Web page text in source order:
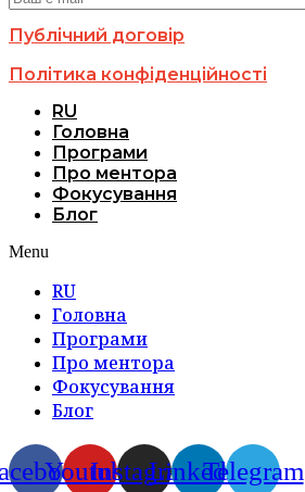
Публічний договір
Політика конфіденційності
RU
Головна
Програми
Про ментора
Фокусування
Блог
Menu
RU
Головна
Програми
Про ментора
Фокусування
Блог
YoutubeInstagramLinkedinTelegram